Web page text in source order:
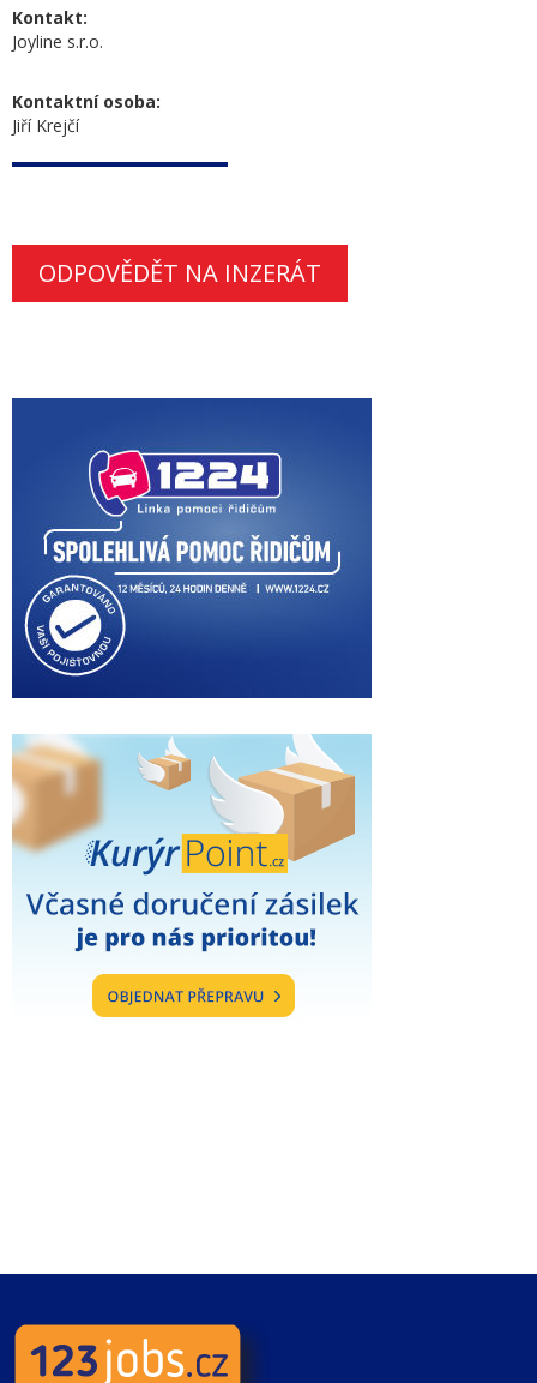
Kontakt:
Joyline s.r.o.
Kontaktní osoba:
Jiří Krejčí
ODPOVĚDĚT NA INZERÁT